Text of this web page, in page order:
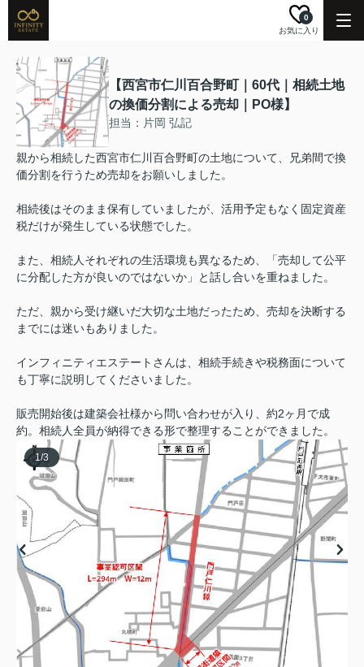
お気に入り
0
【西宮市仁川百合野町｜60代｜相続土地
の換価分割による売却｜PO様】
担当：片岡 弘記
親から相続した西宮市仁川百合野町の土地について、兄弟間で換
価分割を行うため売却をお願いしました。
相続後はそのまま保有していましたが、活用予定もなく固定資産
税だけが発生している状態でした。
また、相続人それぞれの生活環境も異なるため、「売却して公平
に分配した方が良いのではないか」と話し合いを重ねました。
ただ、親から受け継いだ大切な土地だったため、売却を決断する
までには迷いもありました。
インフィニティエステートさんは、相続手続きや税務面について
も丁寧に説明してくださいました。
販売開始後は建築会社様から問い合わせが入り、約2ヶ月で成
約。相続人全員が納得できる形で整理することができました。
1/3